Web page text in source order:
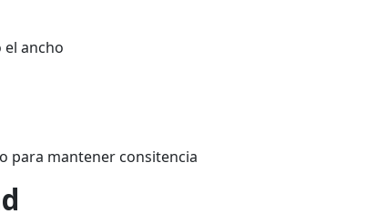
ancho
para mantener consitencia